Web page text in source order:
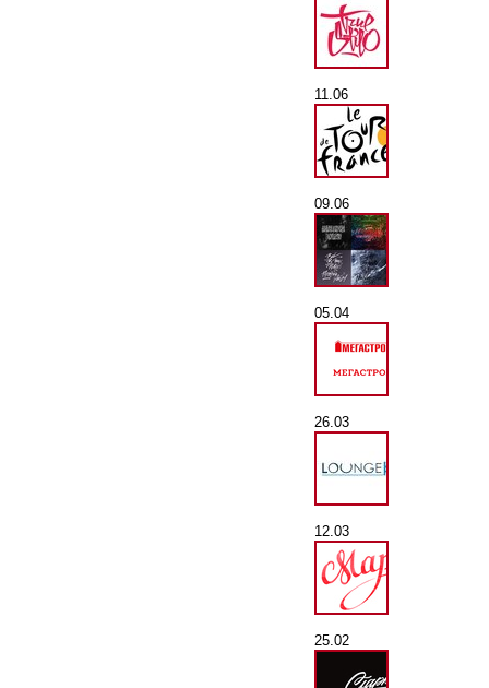
11.06
09.06
05.04
26.03
12.03
25.02